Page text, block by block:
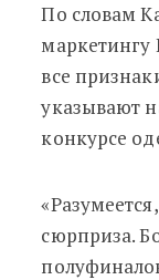
По словам
маркетингу
все
указывают
конкурсе
сюрприза.